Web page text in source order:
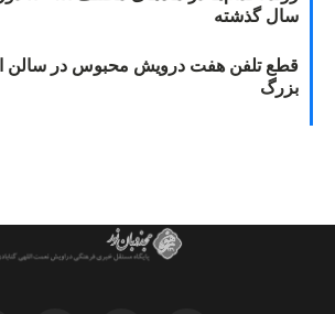
سال گذشته
قطع تلفن هفت درویش محبوس در سالن
بزرگ